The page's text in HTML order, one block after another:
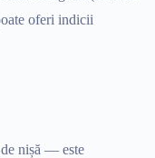
oferi indicii
de nișă — este